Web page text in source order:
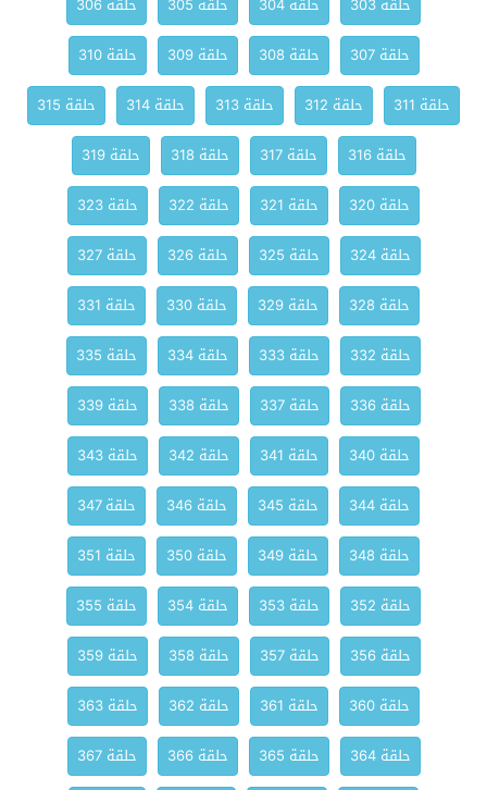
حلقة 307
حلقة 308 حلقة 309
حلقة 310
حلقة 311
حلقة 312 حلقة 313 حلقة 314
حلقة 315
حلقة 316
حلقة 317 حلقة 318
حلقة 319
حلقة 320
حلقة 321 حلقة 322
حلقة 323
حلقة 324
حلقة 325 حلقة 326
حلقة 327
حلقة 328
حلقة 329 حلقة 330
حلقة 331
حلقة 332
حلقة 333 حلقة 334
حلقة 335
حلقة 336
حلقة 337 حلقة 338
حلقة 339
حلقة 340
حلقة 341 حلقة 342
حلقة 343
حلقة 344
حلقة 345 حلقة 346
حلقة 347
حلقة 348
حلقة 349 حلقة 350
حلقة 351
حلقة 352
حلقة 353 حلقة 354
حلقة 355
حلقة 356
حلقة 357 حلقة 358
حلقة 359
حلقة 360
حلقة 361 حلقة 362
حلقة 363
حلقة 364
حلقة 365 حلقة 366
حلقة 367